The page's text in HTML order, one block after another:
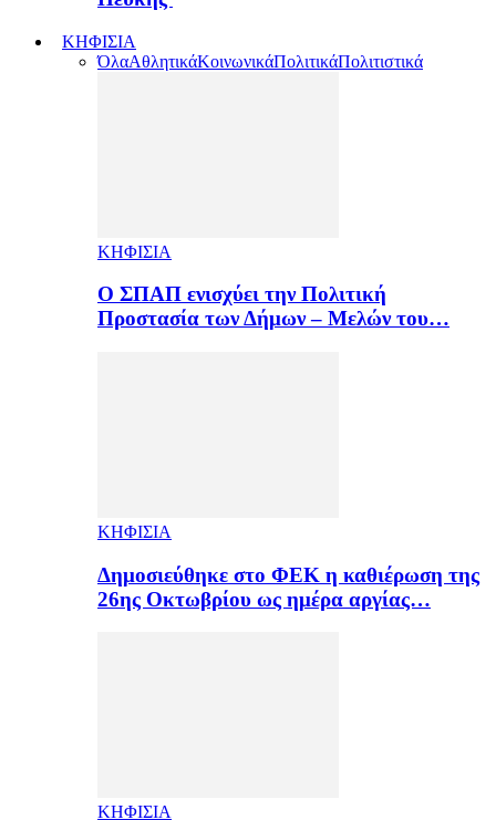
ΚΗΦΙΣΙΑ
ΌλαΑθλητικάΚοινωνικάΠολιτικάΠολιτιστικά
ΚΗΦΙΣΙΑ
Ο ΣΠΑΠ ενισχύει την Πολιτική
Προστασία των Δήμων – Μελών του…
ΚΗΦΙΣΙΑ
Δημοσιεύθηκε στο ΦΕΚ η καθιέρωση της
26ης Οκτωβρίου ως ημέρα αργίας…
ΚΗΦΙΣΙΑ